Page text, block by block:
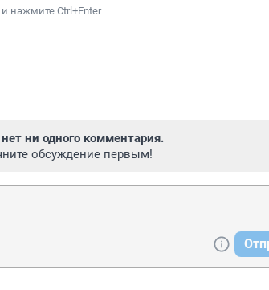
нажмите Ctrl+Enter
ни одного комментария.
обсуждение первым!